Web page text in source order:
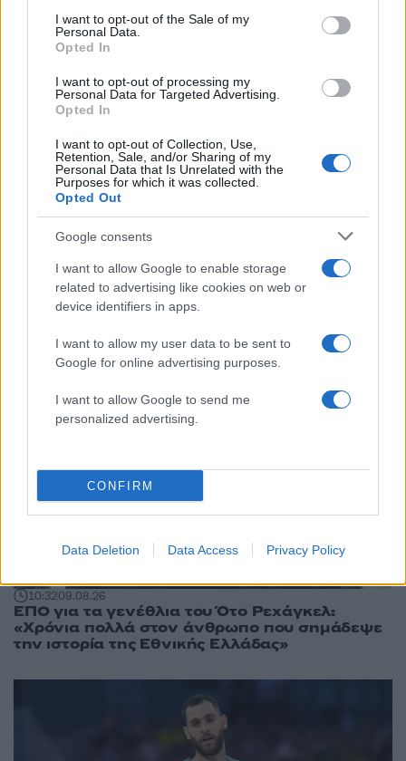
consent section.
I want to opt-out of the Sale of my
Personal Data.
Opted In
I want to opt-out of processing my
Personal Data for Targeted Advertising.
Opted In
I want to opt-out of Collection, Use,
Retention, Sale, and/or Sharing of my
Personal Data that Is Unrelated with the
Purposes for which it was collected.
Opted Out
Google consents
I want to allow Google to enable storage
related to advertising like cookies on web or
device identifiers in apps.
I want to allow my user data to be sent to
Google for online advertising purposes.
I want to allow Google to send me
personalized advertising.
CONFIRM
Data Deletion Data Access Privacy Policy
916 προϊόντα στην εθνική πρωτοβουλία,
ανάμεσά τους 130 σχολικά
υποψήφιος βουλευτής του κόμματος –
Από τα διοικητικά της ΑΕΚ στην πολιτική
σκηνή
Στην Κρήτη ο Κυριάκος Μητσοτάκης,
συνεχίζει τις ολιγοήμερες διακοπές του –
Πού βρέθηκε το Σάββατο
Αθλητικά:
Περισσότερα άρθρα
10:3209.08.26
ΕΠΟ για τα γενέθλια του Ότο Ρεχάγκελ:
«Χρόνια πολλά στον άνθρωπο που σημάδεψε
την ιστορία της Εθνικής Ελλάδας»